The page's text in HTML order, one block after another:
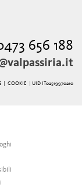
656 188
| COOKIE | UID IT02519970210